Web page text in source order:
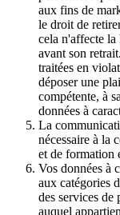
aux fins de
le droit de
cela n'affecte la
avant son
traitées en
déposer une
compétente, à
données à
La
nécessaire à la
et de formation
Vos données à
aux catégories
des services de
auquel